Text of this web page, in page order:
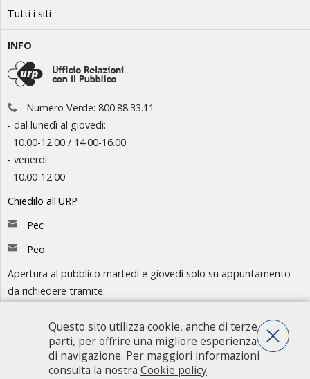
Tutti i siti
INFO
Numero Verde: 800.88.33.11
- dal lunedì al giovedì:
10.00-12.00 / 14.00-16.00
- venerdì:
10.00-12.00
Chiedilo all'URP
Pec
Peo
Apertura al pubblico martedì e giovedì solo su appuntamento
da richiedere tramite:
- Numero Verde: 800.88.33.11
Consulta l'organigramma
Accedi agli atti
Questo sito utilizza cookie, anche di terze
parti, per offrire una migliore esperienza
di navigazione. Per maggiori informazioni
consulta la nostra Cookie policy.